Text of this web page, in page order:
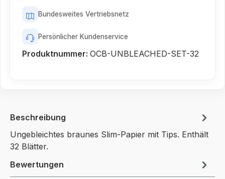
Bundesweites Vertriebsnetz
Persönlicher Kundenservice
Produktnummer: OCB-UNBLEACHED-SET-32
Beschreibung
Ungebleichtes braunes Slim-Papier mit Tips. Enthält
32 Blätter.
Bewertungen